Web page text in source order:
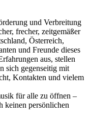
und Verbreitung
frecher, zeitgemäßer
Österreich,
und Freunde dieses
aus, stellen
sich gegenseitig mit
Kontakten und vielem
für alle zu öffnen –
keinen persönlichen